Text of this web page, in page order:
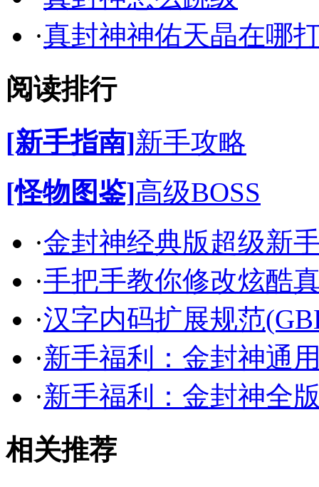
·真封神神佑天晶在哪
阅读排行
[新手指南]新手攻略
[怪物图鉴]高级BOSS
·金封神经典版超级新
·手把手教你修改炫酷
·汉字内码扩展规范
·新手福利：金封神通
·新手福利：金封神全
相关推荐